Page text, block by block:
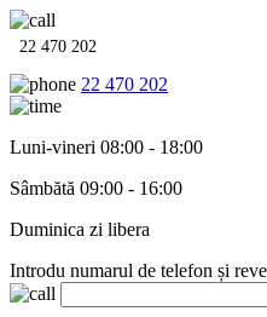
22 470 202
22 470 202
Luni-vineri 08:00 - 18:00
Sâmbătă 09:00 - 16:00
Duminica zi libera
Introdu numarul de telefon și